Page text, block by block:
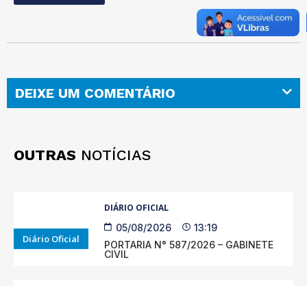
DEIXE UM COMENTÁRIO
OUTRAS NOTÍCIAS
Diário Oficial
DIÁRIO OFICIAL
05/08/2026
13:19
PORTARIA N° 587/2026 – GABINETE
CIVIL